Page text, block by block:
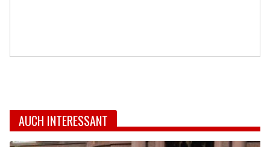
AUCH INTERESSANT